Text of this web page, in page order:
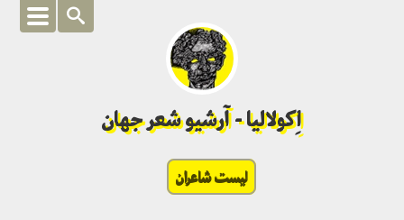
اِکولالیا - آرشیو شعر جهان
لیست شاعران